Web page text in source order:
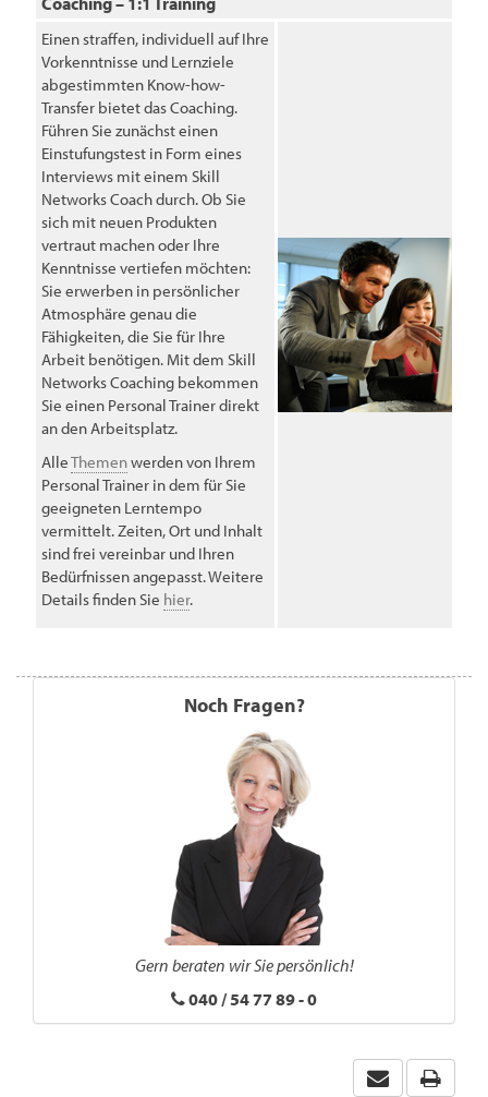
Einen straffen, individuell auf Ihre
Vorkenntnisse und Lernziele
abgestimmten Know-how-
Transfer bietet das Coaching.
Führen Sie zunächst einen
Einstufungstest in Form eines
Interviews mit einem Skill
Networks Coach durch. Ob Sie
sich mit neuen Produkten
vertraut machen oder Ihre
Kenntnisse vertiefen möchten:
Sie erwerben in persönlicher
Atmosphäre genau die
Fähigkeiten, die Sie für Ihre
Arbeit benötigen. Mit dem Skill
Networks Coaching bekommen
Sie einen Personal Trainer direkt
an den Arbeitsplatz.
AlleThemenwerden von Ihrem
Personal Trainer in dem für Sie
geeigneten Lerntempo
vermittelt. Zeiten, Ort und Inhalt
sind frei vereinbar und Ihren
Bedürfnissen angepasst. Weitere
Details finden Sie hier.
Noch Fragen?
Gern beraten wir Sie persönlich!
040 / 54 77 89 - 0